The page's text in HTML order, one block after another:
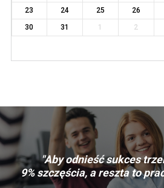
23
24 25 26
30
31 1 2
"Aby odnieść sukces
9% szczęścia, a reszta to